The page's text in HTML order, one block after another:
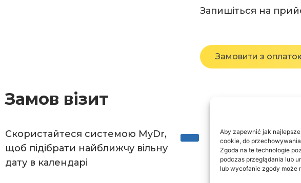
Aby zapewnić jak
cookie, do
Zgoda na te technologie
podczas przeglądania lub
lub wycofanie zgody może
Запишіться на
Замовити з оплатою
Замов візит
Скористайтеся системою MyDr,
щоб підібрати найближчу вільну
дату в календарі